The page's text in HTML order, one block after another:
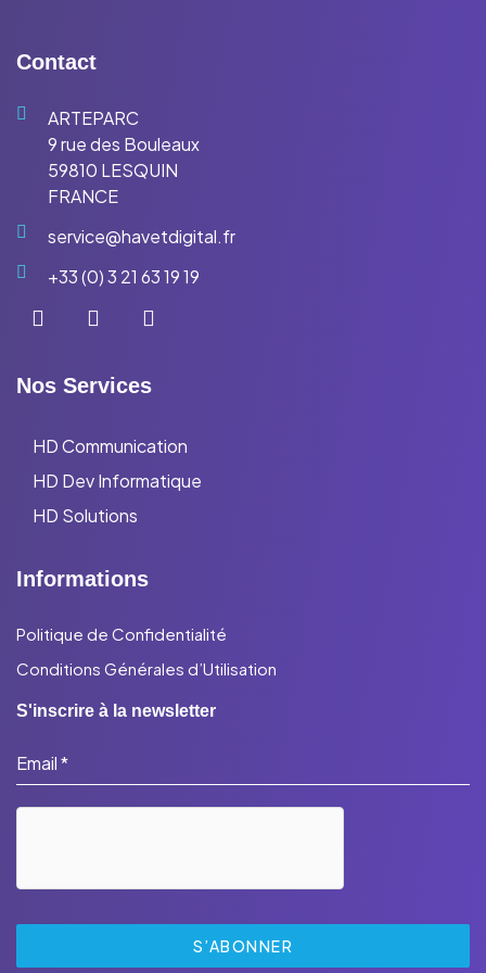
Contact
ARTEPARC
9 rue des Bouleaux
59810 LESQUIN
FRANCE
service@havetdigital.fr
+33 (0) 3 21 63 19 19
Nos Services
HD Communication
HD Dev Informatique
HD Solutions
Informations
Politique de Confidentialité
Conditions Générales d’Utilisation
S'inscrire à la newsletter
Email*
S’ABONNER